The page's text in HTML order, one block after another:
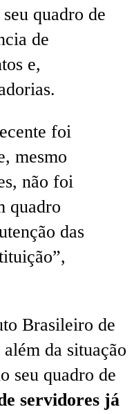
quadro de
de
e,
foi
mesmo
não foi
quadro
das
Brasileiro de
da situação
seu quadro de
servidores já